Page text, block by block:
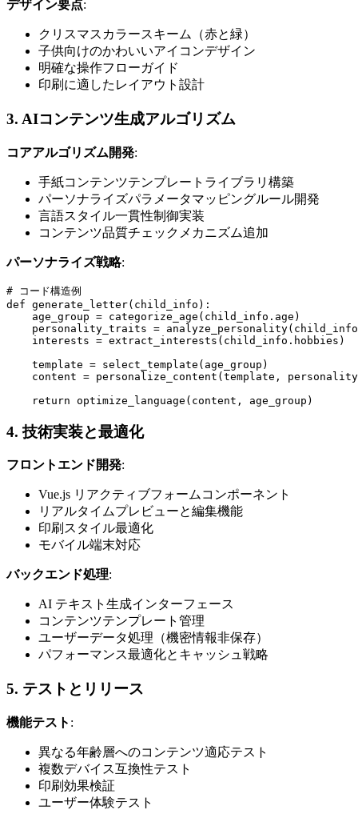
デザイン要点:
クリスマスカラースキーム（赤と緑）
子供向けのかわいいアイコンデザイン
明確な操作フローガイド
印刷に適したレイアウト設計
3. AIコンテンツ生成アルゴリズム
コアアルゴリズム開発:
手紙コンテンツテンプレートライブラリ構築
パーソナライズパラメータマッピングルール開発
言語スタイル一貫性制御実装
コンテンツ品質チェックメカニズム追加
パーソナライズ戦略:
# コード構造例
def generate_letter(child_info):
    age_group = categorize_age(child_info.age)
personality_traits =
    interests = extract_interests(child_info.hobbies)
    template = select_template(age_group)
content = personalize_content(template,
4. 技術実装と最適化
フロントエンド開発:
Vue.js リアクティブフォームコンポーネント
リアルタイムプレビューと編集機能
印刷スタイル最適化
モバイル端末対応
バックエンド処理:
AI テキスト生成インターフェース
コンテンツテンプレート管理
ユーザーデータ処理（機密情報非保存）
パフォーマンス最適化とキャッシュ戦略
5. テストとリリース
機能テスト :
異なる年齢層へのコンテンツ適応テスト
複数デバイス互換性テスト
印刷効果検証
ユーザー体験テスト